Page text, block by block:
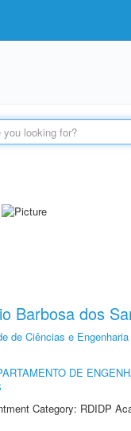
Barbosa dos
de Ciências e
DE
Category: RDIDP